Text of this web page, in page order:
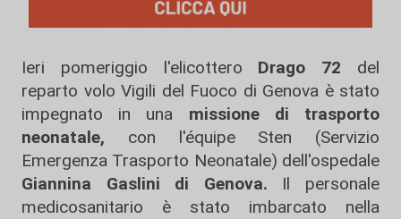
Ieri pomeriggio l'elicottero Drago 72 del
reparto volo Vigili del Fuoco di Genova è stato
impegnato in una missione di trasporto
neonatale, con l'équipe Sten (Servizio
Emergenza Trasporto Neonatale) dell'ospedale
Giannina Gaslini di Genova. Il personale
medicosanitario è stato imbarcato nella